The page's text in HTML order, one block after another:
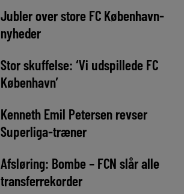
Jubler over store FC København-
nyheder
Stor skuffelse: ‘Vi udspillede FC
København’
Kenneth Emil Petersen revser
Superliga-træner
Afsløring: Bombe – FCN slår alle
transferrekorder